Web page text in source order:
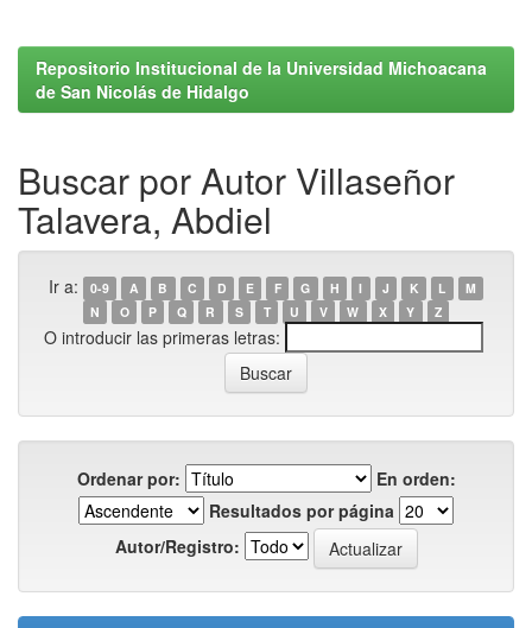
Repositorio Institucional de la Universidad Michoacana
de San Nicolás de Hidalgo
Buscar por Autor Villaseñor
Talavera, Abdiel
Ir a: 0-9 A B C D E F G H I J K L
M
N
O P Q R S T U V W X Y Z
O introducir las primeras letras:
Ordenar por:
En orden:
Resultados por página
Autor/Registro: